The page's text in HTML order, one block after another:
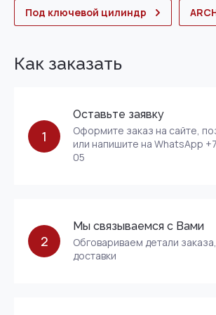
Под ключевой цилиндр
Как заказать
1
Оставьте заявку
Оформите заказ на сайте,
или напишите на WhatsApp
05
2
Мы связываемся с Вами
Обговариваем детали
доставки